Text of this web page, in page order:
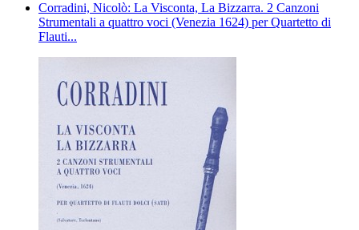
Corradini, Nicolò: La Visconta, La Bizzarra. 2 Canzoni
Strumentali a quattro voci (Venezia 1624) per Quartetto di
Flauti...